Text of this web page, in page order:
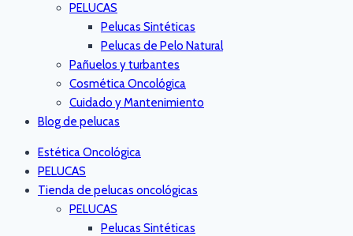
PELUCAS
Pelucas Sintéticas
Pelucas de Pelo Natural
Pañuelos y turbantes
Cosmética Oncológica
Cuidado y Mantenimiento
Blog de pelucas
Estética Oncológica
PELUCAS
Tienda de pelucas oncológicas
PELUCAS
Pelucas Sintéticas